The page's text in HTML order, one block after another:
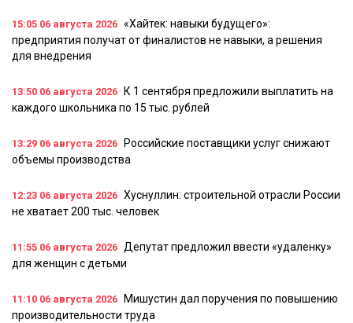
15:05 06 августа 2026 «Хайтек: навыки будущего»:
предприятия получат от финалистов не навыки, а решения
для внедрения
13:50 06 августа 2026
К 1 сентября предложили выплатить на
каждого школьника по 15 тыс. рублей
13:29 06 августа 2026
Российские поставщики услуг снижают
объемы производства
12:23 06 августа 2026 Хуснуллин: строительной отрасли России
не хватает 200 тыс. человек
11:55 06 августа 2026 Депутат предложил ввести «удаленку»
для женщин с детьми
11:10 06 августа 2026
Мишустин дал поручения по повышению
производительности труда